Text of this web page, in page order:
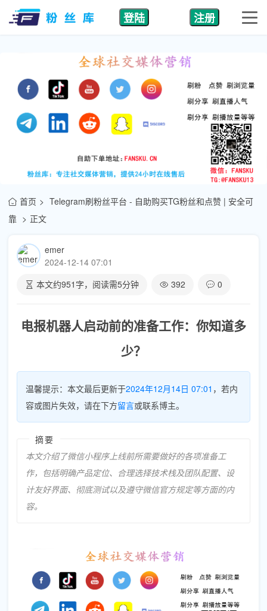
登陆 注册
首页
Telegram刷粉丝平台 - 自助购买TG粉丝和点赞 | 安全可
靠
正文
emer
2024-12-14 07:01
本文约951 字，阅读需5分钟 392 0
电报机器人启动前的准备工作：你知道多
少？
温馨提示：本文最后更新于2024年12月14日 07:01 ，若内
容或图片失效，请在下方留言或联系博主。
摘要
本文介绍了微信小程序上线前所需要做好的各项准备工
作，包括明确产品定位、合理选择技术栈及团队配置、设
计友好界面、彻底测试以及遵守微信官方规定等方面的内
容。